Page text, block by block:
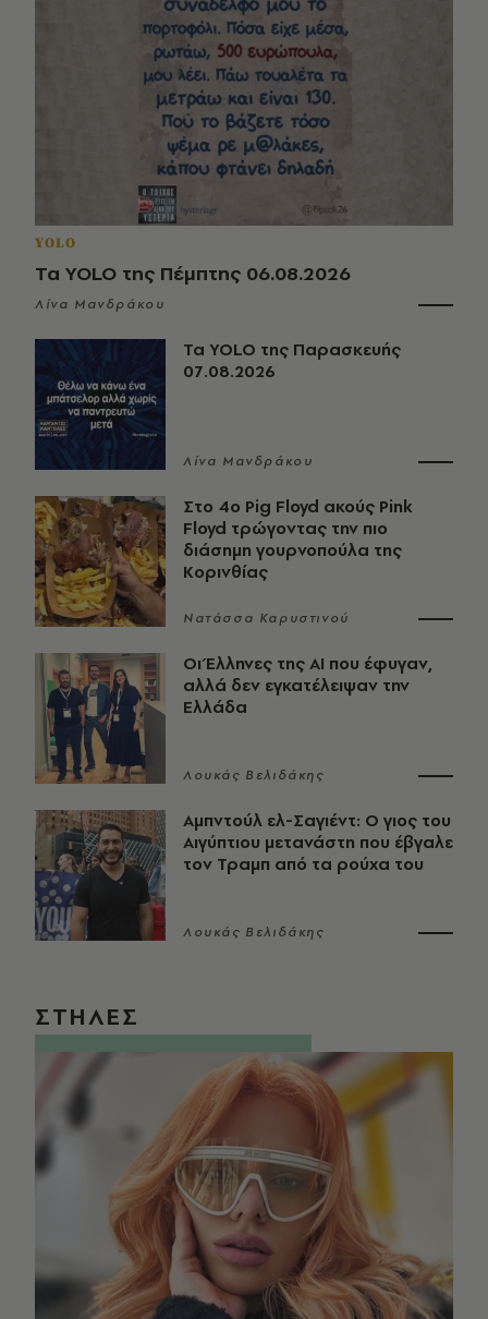
YOLO
Τα YOLO της Πέμπτης 06.08.2026
Λίνα Μανδράκου
Τα YOLO της Παρασκευής
07.08.2026
Λίνα Μανδράκου
Στο 4ο Pig Floyd ακούς Pink
Floyd τρώγοντας την πιο
διάσημη γουρνοπούλα της
Κορινθίας
Νατάσσα Καρυστινού
Οι Έλληνες της ΑΙ που έφυγαν,
αλλά δεν εγκατέλειψαν την
Ελλάδα
Λουκάς Βελιδάκης
Αμπντούλ ελ-Σαγιέντ: Ο γιος του
Αιγύπτιου μετανάστη που έβγαλε
τον Τραμπ από τα ρούχα του
Λουκάς Βελιδάκης
ΣΤΗΛΕΣ